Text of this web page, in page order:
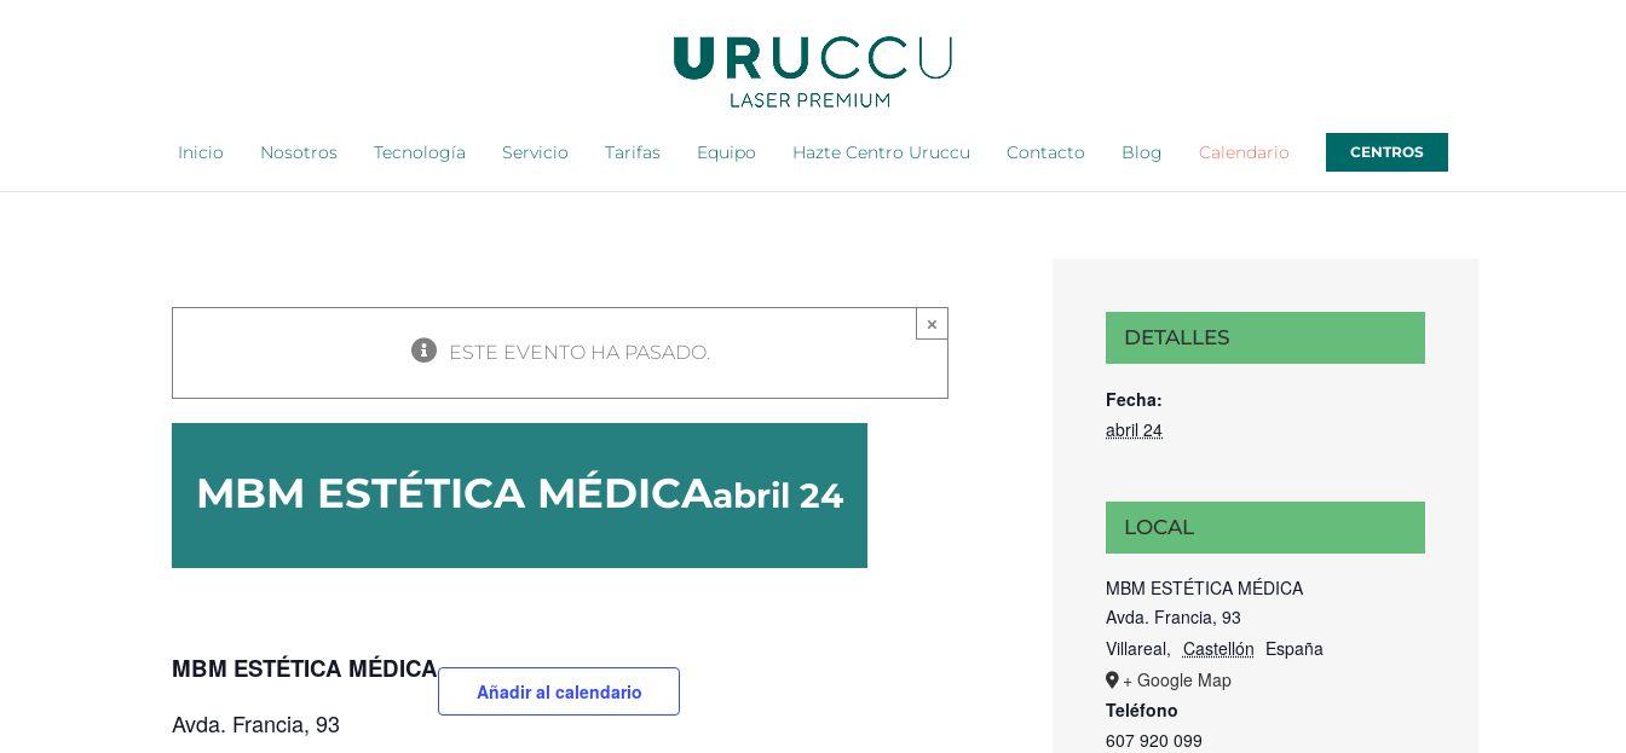
Inicio Nosotros Tecnología Servicio Tarifas Equipo Hazte Centro Uruccu Contacto Blog Calendario CENTROS
×
ESTE EVENTO HA PASADO.
MBM ESTÉTICA MÉDICAabril 24
MBM ESTÉTICA MÉDICA
Avda. Francia, 93
Añadir al calendario
DETALLES
Fecha:
abril 24
LOCAL
MBM ESTÉTICA MÉDICA
Avda. Francia, 93
Villareal, Castellón España
+ Google Map
Teléfono
607 920 099